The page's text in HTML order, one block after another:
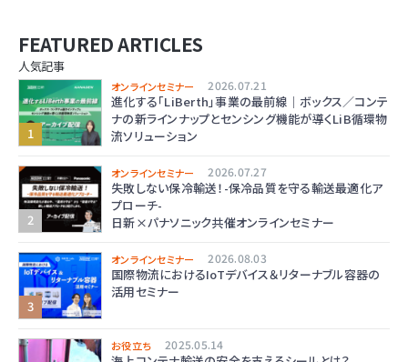
FEATURED ARTICLES
人気記事
オンラインセミナー 2026.07.21
進化する「LiBerth」事業の最前線｜ボックス／コンテ
ナの新ラインナップとセンシング機能が導くLiB循環物
流ソリューション
オンラインセミナー 2026.07.27
失敗しない保冷輸送！-保冷品質を守る輸送最適化ア
プローチ-
日新×パナソニック共催オンラインセミナー
オンラインセミナー 2026.08.03
国際物流におけるIoTデバイス＆リターナブル容器の
活用セミナー
お役立ち 2025.05.14